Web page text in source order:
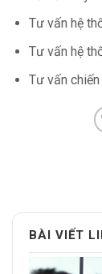
Tư vấn hệ
Tư vấn hệ
Tư vấn
BÀI VIẾT